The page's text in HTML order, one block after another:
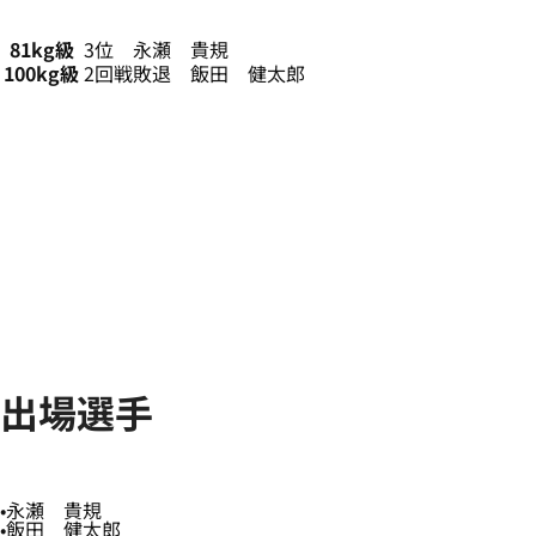
81kg級 3位 永瀬 貴規
100kg級2回戦敗退 飯田 健太郎
出場選手
永瀬 貴規
飯田 健太郎